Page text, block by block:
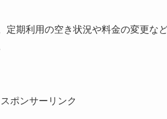
期利用の空き状況や料金の変更な
スポンサーリンク